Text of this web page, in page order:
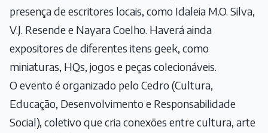
presença de escritores locais, como Idaleia M.O. Silva,
V.J. Resende e Nayara Coelho. Haverá ainda
expositores de diferentes itens geek, como
miniaturas, HQs, jogos e peças colecionáveis.
O evento é organizado pelo Cedro (Cultura,
Educação, Desenvolvimento e Responsabilidade
Social), coletivo que cria conexões entre cultura, arte